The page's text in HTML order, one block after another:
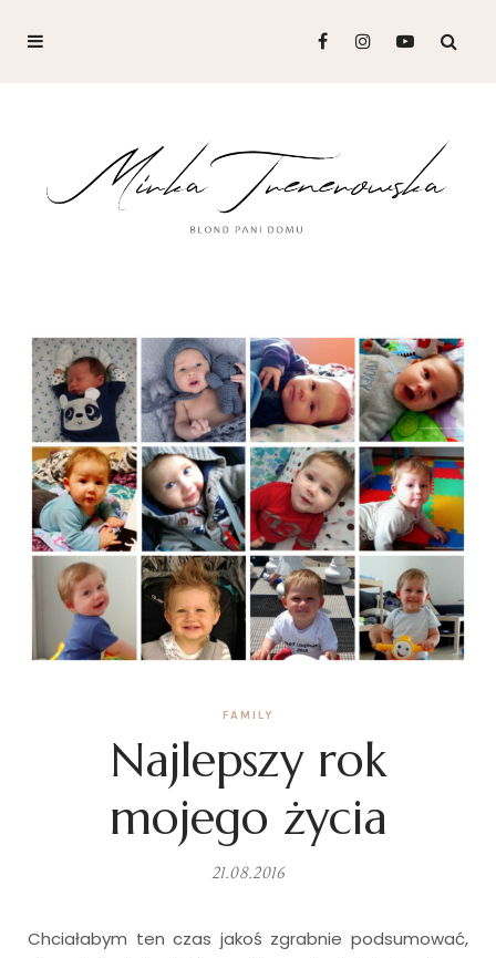
FAMILY
Najlepszy rok
mojego życia
21.08.2016
Chciałabym ten czas jakoś zgrabnie podsumować,